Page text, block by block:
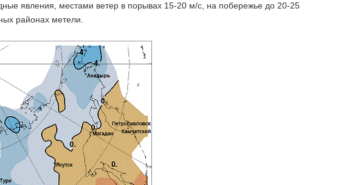
явления, местами ветер в порывах 15-20 м/с, на побережье до 20-25
районах метели.